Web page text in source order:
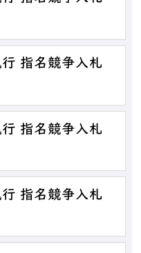
指名競争入札
指名競争入札
指名競争入札